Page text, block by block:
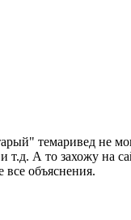
темаривед не
и т.д. А то захожу на
все объяснения.